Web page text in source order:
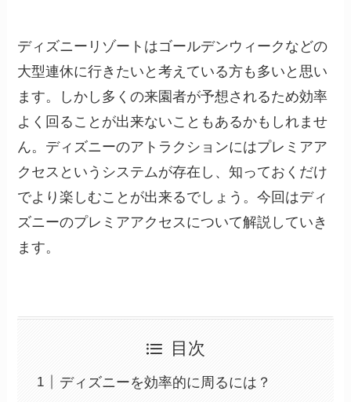
ディズニーリゾートはゴールデンウィークなどの
大型連休に行きたいと考えている方も多いと思い
ます。しかし多くの来園者が予想されるため効率
よく回ることが出来ないこともあるかもしれませ
ん。ディズニーのアトラクションにはプレミアア
クセスというシステムが存在し、知っておくだけ
でより楽しむことが出来るでしょう。今回はディ
ズニーのプレミアアクセスについて解説していき
ます。
目次
ディズニーを効率的に周るには？